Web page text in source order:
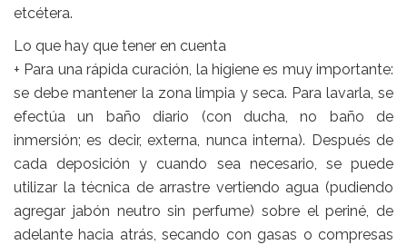
etcétera.
Lo que hay que tener en cuenta
+ Para una rápida curación, la higiene es muy importante:
se debe mantener la zona limpia y seca. Para lavarla, se
efectúa un baño diario (con ducha, no baño de
inmersión; es decir, externa, nunca interna). Después de
cada deposición y cuando sea necesario, se puede
utilizar la técnica de arrastre vertiendo agua (pudiendo
agregar jabón neutro sin perfume) sobre el periné, de
adelante hacia atrás, secando con gasas o compresas